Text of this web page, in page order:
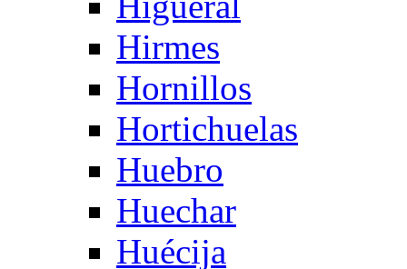
Hirmes
Hornillos
Hortichuelas
Huebro
Huechar
Huécija